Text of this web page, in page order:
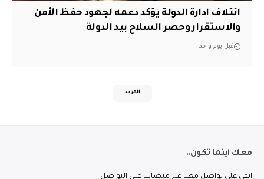
ائتلاف ادارة الدولة يؤكد دعمه لجهود حفظ الأمن
والاستقرار وحصر السلاح بيد الدولة
قبل يوم واحد
المزيد
معك اينما تكون..
ابقى على تواصل معنا عبر منصاتنا على التواصل